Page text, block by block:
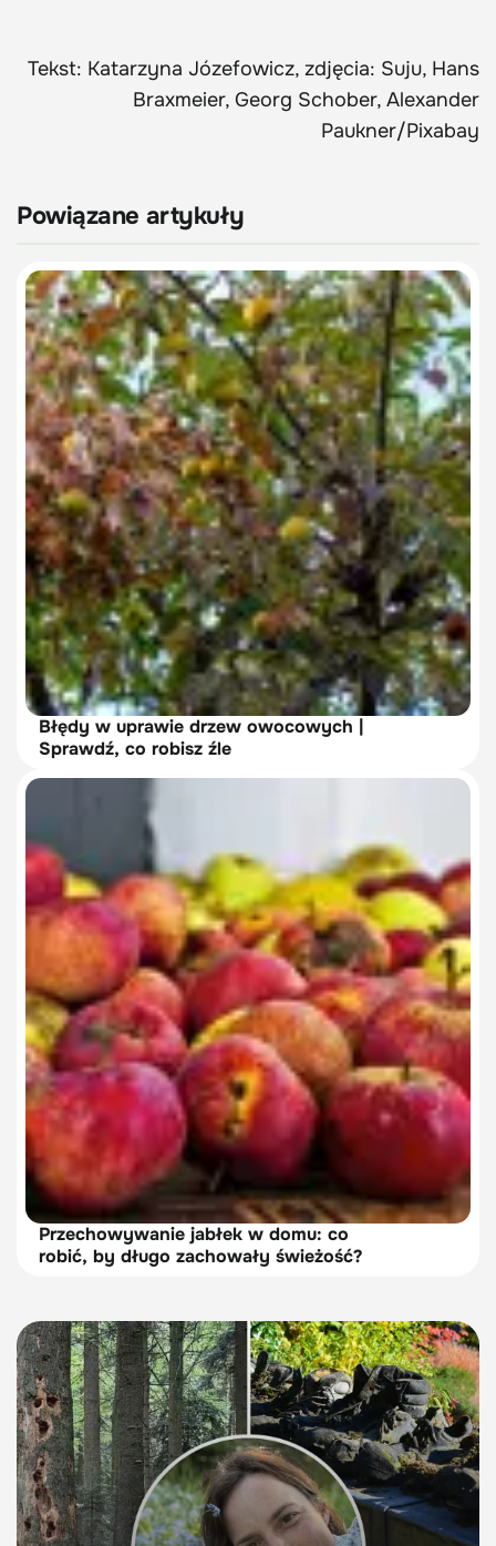
Tekst: Katarzyna Józefowicz, zdjęcia: Suju, Hans
Braxmeier, Georg Schober, Alexander
Paukner/Pixabay
Powiązane artykuły
Błędy w uprawie drzew owocowych |
Sprawdź, co robisz źle
Przechowywanie jabłek w domu: co
robić, by długo zachowały świeżość?